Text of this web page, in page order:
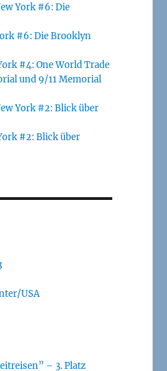
York #6: Die
#6: Die Brooklyn
#4: One World Trade
und 9/11 Memorial
York #2: Blick über
#2: Blick über
USA
– 3. Platz